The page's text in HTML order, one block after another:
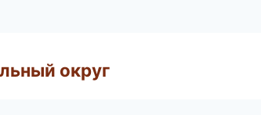
округ